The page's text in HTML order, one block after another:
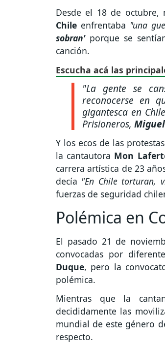
Desde el 18 de octubre,
Chile enfrentaba "una
sobran'porque se
canción.
Escucha acá las
"La gente se
reconocerse en
gigantesca en
Prisioneros,
Y los ecos de las
la cantautora Mon
carrera artística de 23
decía "En Chile torturan,
fuerzas de seguridad
Polémica en
El pasado 21 de
convocadas por
Duque, pero la
polémica.
Mientras que la
decididamente las
mundial de este género
respecto.